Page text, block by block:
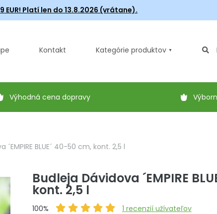
EUR! Platí len do 13.8.2026 (vrátane).
Kontakt Kategórie produktov
Výhodná cena dopravy
´EMPIRE BLUE´ 40-50 cm, kont. 2,5 l
Budleja Dávidova ´EMPIRE
kont. 2,5 l
100% 1 recenzií užívateľov